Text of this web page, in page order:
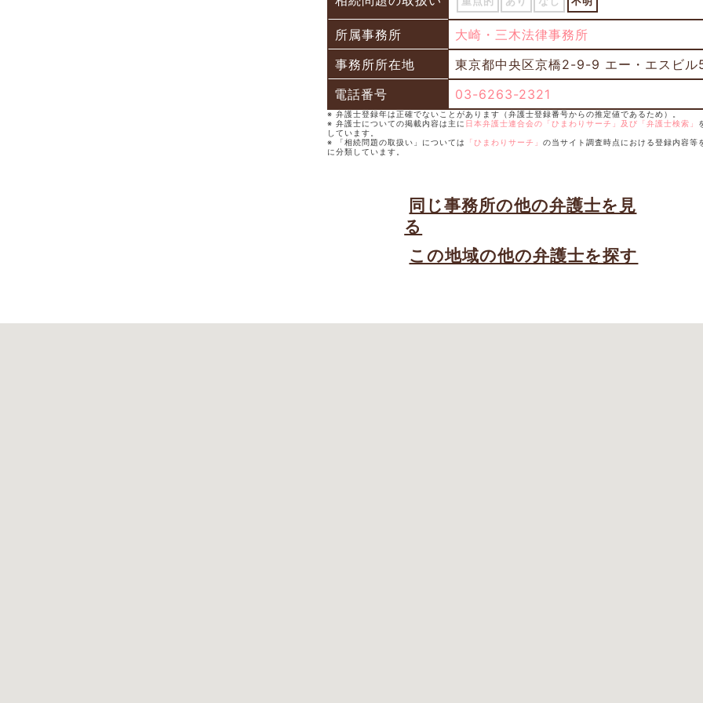
所属事務所
大崎・三木法律事務所
事務所所在地
東京都中央区京橋2-9-9 エー・エスビル
電話番号
03-6263-2321
※ 弁護士登録年は正確でないことがあります（弁護士登録番号からの推定値であるため）。
※ 弁護士についての掲載内容は主に 日本弁護士連合会の「ひまわりサーチ」及び「弁護士検索」
しています。
※ 「相続問題の取扱い」については
「ひまわりサーチ」 の当サイト調査時点における登録内容等
に分類しています。
同じ事務所の他の弁護士を見
る
この地域の他の弁護士を探す